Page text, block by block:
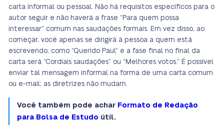
carta informal ou pessoal. Não há requisitos específicos para o
autor seguir e não haverá a frase “Para quem possa
interessar” comum nas saudações formais. Em vez disso, ao
começar, você apenas se dirigirá à pessoa a quem está
escrevendo, como “Querido Paul” e a fase final no final da
carta será “Cordiais saudações” ou “Melhores votos.” É possível
enviar tal mensagem informal na forma de uma carta comum
ou e-mail; as diretrizes não mudam.
Você também pode achar Formato de Redação
para Bolsa de Estudo útil.